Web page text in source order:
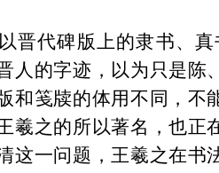
晋代碑版上的隶书、
人的字迹，以为只是
和笺牍的体用不同，不
羲之的所以著名，也正
这一问题，王羲之在书